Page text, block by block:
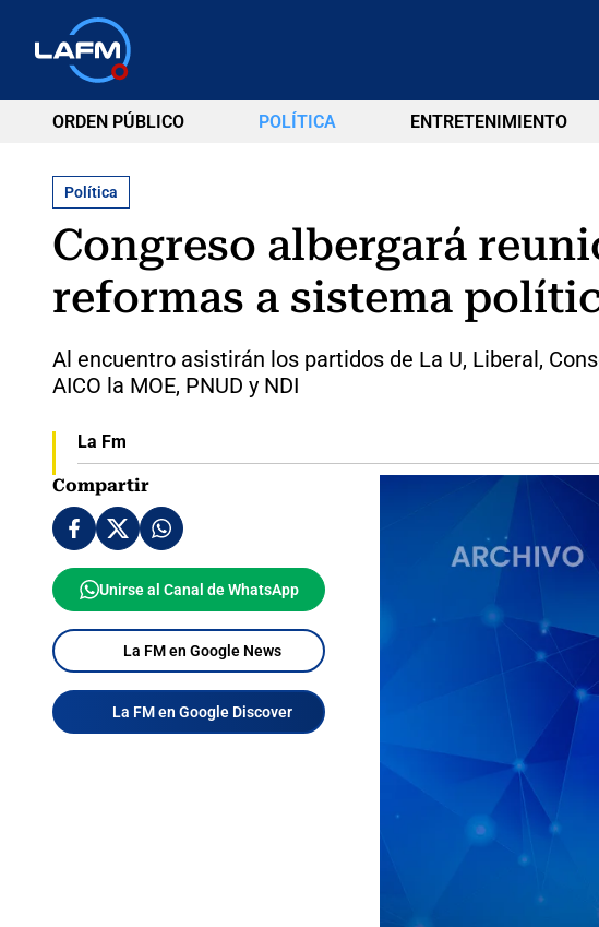
ORDEN PÚBLICO POLÍTICA ENTRETENIMIENTO
Política
Congreso albergará
reformas a sistema
Al encuentro asistirán los partidos de La U, Liberal,
AICO la MOE, PNUD y NDI
La Fm
Compartir
Unirse al Canal de WhatsApp
La FM en Google News
La FM en Google Discover